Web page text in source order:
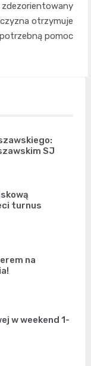
zdezorientowany
otrzymuje
potrzebną pomoc
SJ
turnus
na
w weekend 1-